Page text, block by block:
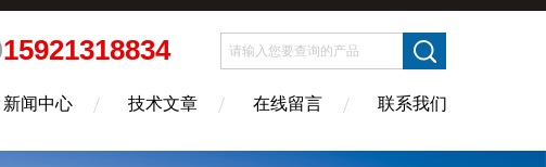
15921318834
新闻中心 技术文章 在线留言 联系我们